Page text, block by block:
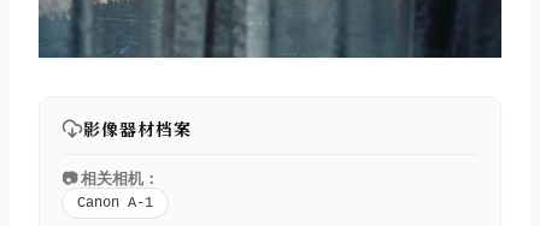
影像器材档案
📷 相关相机：
Canon A-1